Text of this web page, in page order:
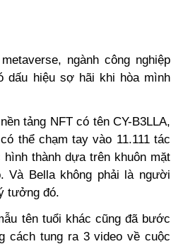
ngành công nghiệp
dấu hiệu sợ hãi khi hòa mình
tảng NFT có tên CY-B3LLA,
thể chạm tay vào 11.111 tác
thành dựa trên khuôn mặt
Và Bella không phải là người
tưởng đó.
tên tuổi khác cũng đã bước
cách tung ra 3 video về cuộc